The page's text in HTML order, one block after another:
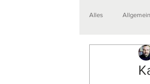
Alles Allgemein